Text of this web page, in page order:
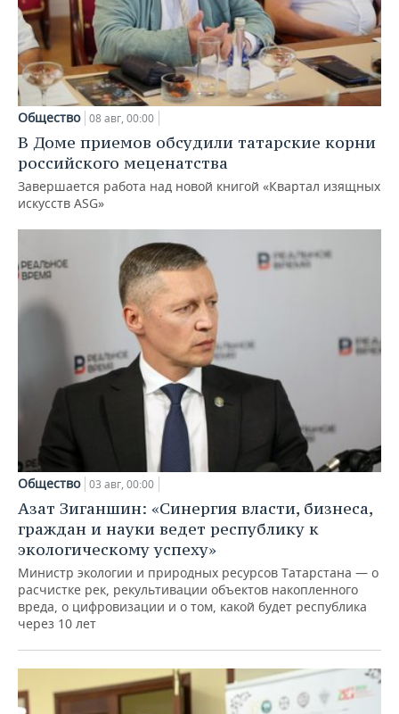
Общество 08 авг, 00:00
В Доме приемов обсудили татарские корни
российского меценатства
Завершается работа над новой книгой «Квартал изящных
искусств ASG»
Общество 03 авг, 00:00
Азат Зиганшин: «Синергия власти, бизнеса,
граждан и науки ведет республику к
экологическому успеху»
Министр экологии и природных ресурсов Татарстана — о
расчистке рек, рекультивации объектов накопленного
вреда, о цифровизации и о том, какой будет республика
через 10 лет